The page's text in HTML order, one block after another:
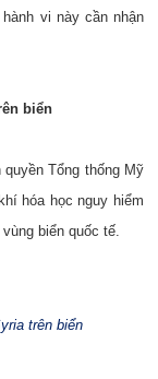
vi này cần nhận
biển
quyền Tổng thống Mỹ
hóa học nguy hiểm
biển quốc tế.
trên biển